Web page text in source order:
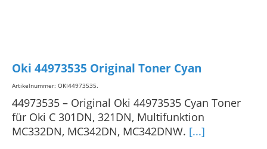
Oki 44973535 Original Toner Cyan
Artikelnummer: OKI44973535.
44973535 – Original Oki 44973535 Cyan Toner
für Oki C 301DN, 321DN, Multifunktion
MC332DN, MC342DN, MC342DNW. [...]